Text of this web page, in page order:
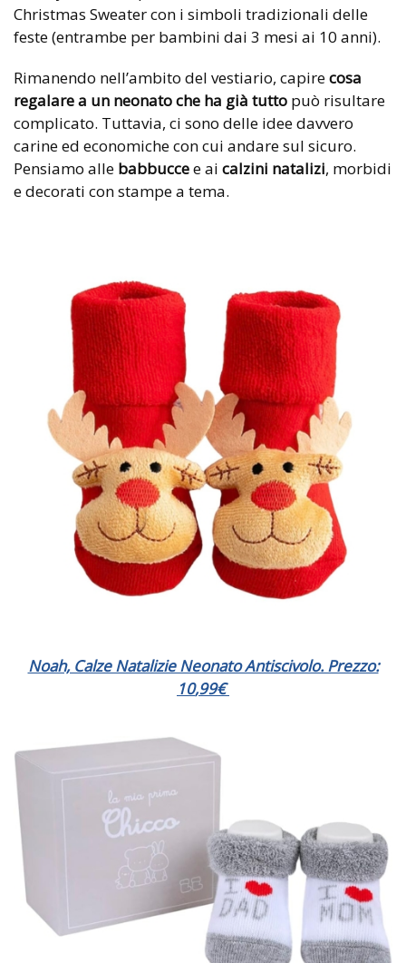
Christmas Sweater con i simboli tradizionali delle
feste (entrambe per bambini dai 3 mesi ai 10 anni).
Rimanendo nell’ambito del vestiario, capirecosa
regalare a un neonato che ha già tutto può risultare
complicato. Tuttavia, ci sono delle idee davvero
carine ed economiche con cui andare sul sicuro.
Pensiamo alle babbuccee ai calzini natalizi, morbidi
e decorati con stampe a tema.
Noah, Calze Natalizie Neonato Antiscivolo. Prezzo:
10,99€